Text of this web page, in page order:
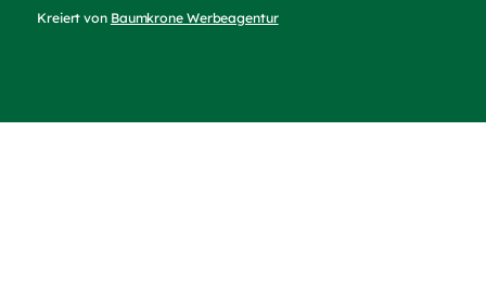
Kreiert von Baumkrone Werbeagentur(externer Link, öffnet in neuem